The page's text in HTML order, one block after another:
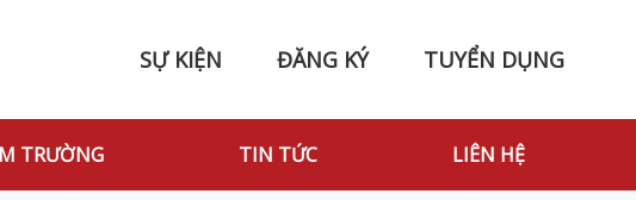
SỰ KIỆN ĐĂNG KÝ TUYỂN DỤNG
TRƯỜNG TIN TỨC LIÊN HỆ